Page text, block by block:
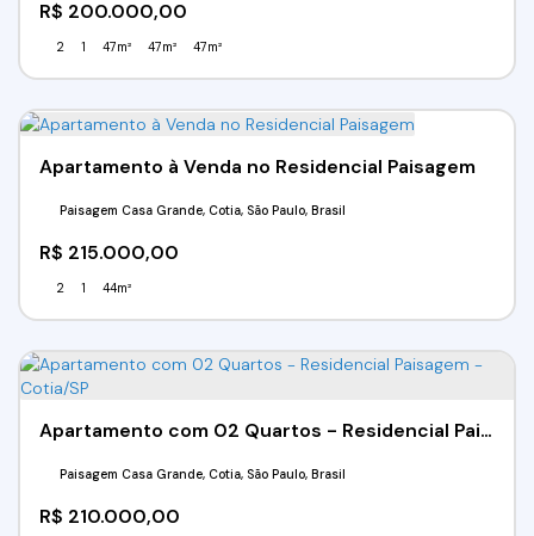
R$ 200.000,00
2 1 47m² 47m² 47m²
Apartamento à Venda no Residencial Paisagem
R$ 215.000,00
Paisagem Casa Grande, Cotia, São Paulo, Brasil
2 1 44m²
Apartamento com 02 Quartos - Residencial Paisagem - Cotia/SP
R$ 210.000,00
Paisagem Casa Grande, Cotia, São Paulo, Brasil